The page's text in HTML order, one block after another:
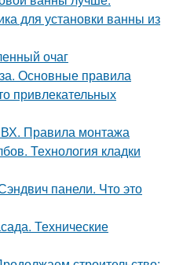
для установки ванны из
очаг
Основные правила
привлекательных
Правила монтажа
Технология кладки
панели. Что это
Технические